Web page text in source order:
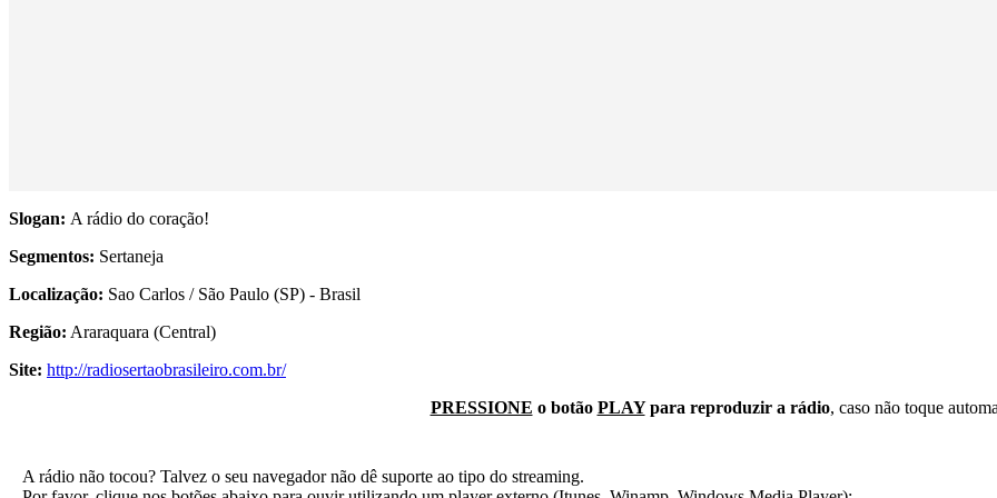
Slogan: A rádio do coração!
Segmentos: Sertaneja
Localização: Sao Carlos / São Paulo (SP) - Brasil
Região: Araraquara (Central)
Site: http://radiosertaobrasileiro.com.br/
PRESSIONE o botão PLAYpara reproduzir a rádio, caso não toque
A rádio não tocou? Talvez o seu navegador não dê suporte ao tipo do streaming.